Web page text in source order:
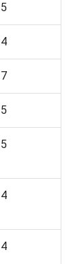
5
4
7
5
5
4
4